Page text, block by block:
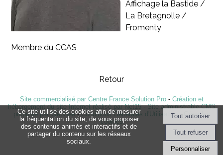
Affichage la Bastide /
La Bretagnolle /
Fromenty
Membre du CCAS
Retour
Site commercialisé par Centre France Solution Pro- Création et
hébergement du site Internet réalisé par Net15-Site administrable CMS
propulsé par WebSee-Conditions Générales d'Utilisation- Gérer les
cookies
Ce site utilise des cookies afin de mesurer
la fréquentation du site, de vous proposer
des contenus animés et interactifs et de
partager du contenu sur les réseaux
sociaux.
Personnaliser